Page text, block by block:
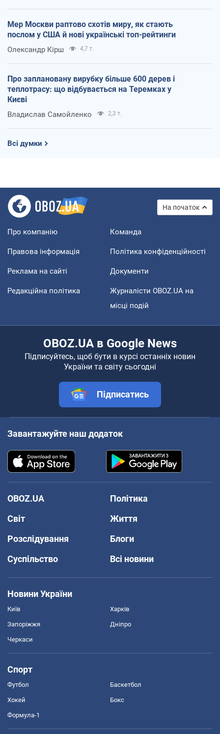
Мер Москви раптово схотів миру, як стають
послом у США й нові українські топ-рейтинги
Олександр Кірш 4,7 т.
Про заплановану вирубку більше 600 дерев і
теплотрасу: що відбувається на Теремках у
Києві
Владислав Самойленко 2,3 т.
Всі думки
На початок
Про компанію Команда
Правова інформація Політика конфіденційності
Реклама на сайті Документи
Редакційна політика
Журналісти OBOZ.UA на
місці подій
OBOZ.UA в Google News
Підписуйтесь, щоб бути в курсі останніх новин
України та світу сьогодні
Підписатись
Завантажуйте наш додаток
OBOZ.UA
Політика
Світ
Життя
Розслідування
Блоги
Суспільство
Всі новини
Новини України
Київ Харків
Запоріжжя Дніпро
Черкаси
Спорт
Футбол Баскетбол
Хокей Бокс
Формула-1